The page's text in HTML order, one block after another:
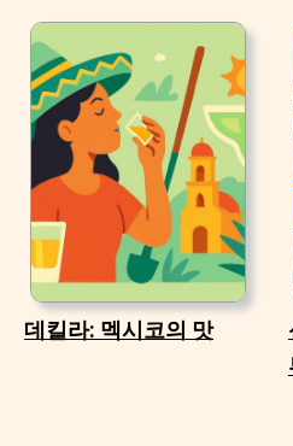
데킬라: 멕시코의 맛